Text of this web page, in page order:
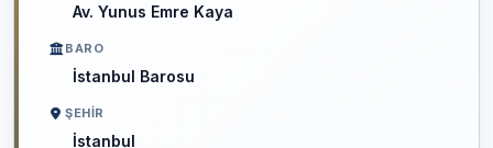
Av. Yunus Emre Kaya
BARO
İstanbul Barosu
ŞEHIR
İstanbul